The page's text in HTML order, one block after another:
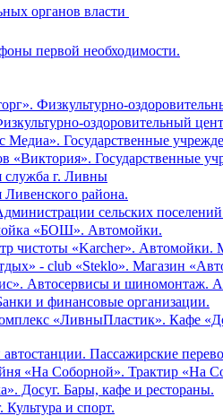
органов власти
первой необходимости.
Физкультурно-
оздоровительный
Медиа». Государственные
«Виктория». Государственные
служба г. Ливны
района.
сельских
«БОШ». Автомойки.
чистоты «Karcher». Автомойки.
- club «Steklo». Магазин
Автосервисы и шиномонтаж.
и финансовые организации.
«ЛивныПластик». Кафе
Пассажирские
«На Соборной». Трактир «На
Досуг. Бары, кафе и рестораны.
и спорт.